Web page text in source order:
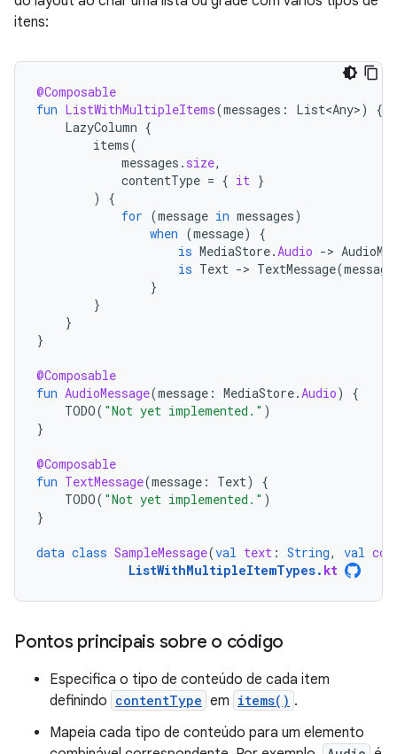
itens:
@Composable
fun ListWithMultipleItems(messages : List<Any>)
{
LazyColumn {
items(
messages . size,
contentType = { it }
)
{
for (message in messages)
when (message)
{
is MediaStore.Audio ->
is Text -> TextMessage(message
}
}
}
}
@Composable
fun AudioMessage(message : MediaStore.Audio)
{
TODO( "Not yet implemented." )
}
@Composable
fun TextMessage(message : Text)
{
TODO( "Not yet implemented." )
}
data class SampleMessage(val text : String, val
ListWithMultipleItemTypes. kt
Pontos principais sobre o código
Especifica o tipo de conteúdo de cada item
definindo contentType em items() .
Mapeia cada tipo de conteúdo para um elemento